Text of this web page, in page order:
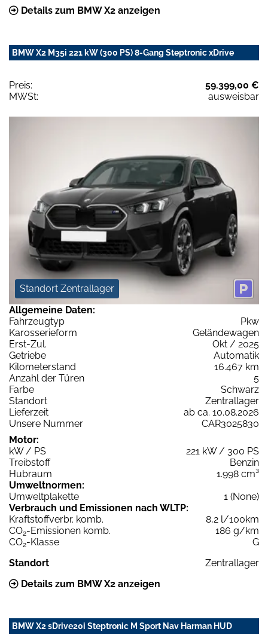
Details zum BMW X2 anzeigen
BMW X2 M35i 221 kW (300 PS) 8-Gang Steptronic xDrive
Preis:
59.399,00 €
MWSt:
ausweisbar
Standort Zentrallager
Allgemeine Daten:
Fahrzeugtyp
Pkw
Karosserieform
Geländewagen
Erst-Zul.
Okt / 2025
Getriebe
Automatik
Kilometerstand
16.467 km
Anzahl der Türen
5
Farbe
Schwarz
Standort
Zentrallager
Lieferzeit
ab ca. 10.08.2026
Unsere Nummer
CAR3025830
Motor:
kW / PS
221 kW / 300 PS
Treibstoff
Benzin
Hubraum
1.998 cm³
Umweltnormen:
Umweltplakette
1 (None)
Verbrauch und Emissionen nach WLTP:
Kraftstoffverbr. komb.
8,2 l/100km
CO2-Emissionen komb.
186 g/km
CO2-Klasse
G
Standort
Zentrallager
Details zum BMW X2 anzeigen
BMW X2 sDrive20i Steptronic M Sport Nav Harman HUD